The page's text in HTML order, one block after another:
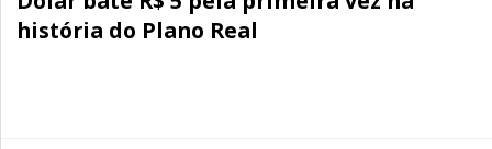
história do Plano Real